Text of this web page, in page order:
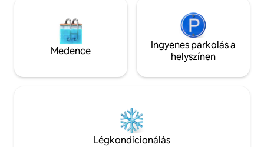
Medence
Ingyenes parkolás a
helyszínen
Légkondicionálás